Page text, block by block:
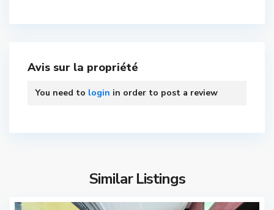
Avis sur la propriété
You need to login in order to post a review
Similar Listings